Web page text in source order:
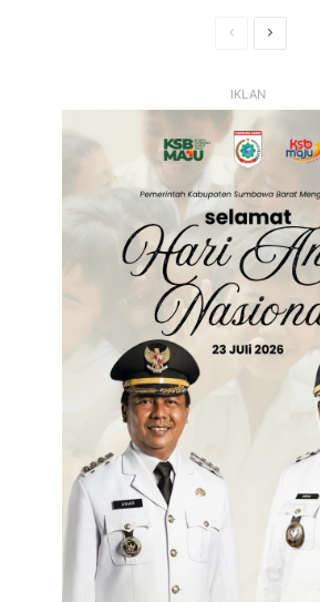
HalamanHalaman
IKLAN